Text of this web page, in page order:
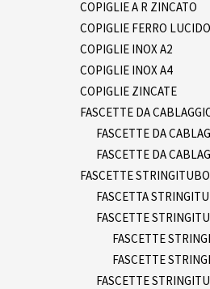
COPIGLIE A R ZINCATO
COPIGLIE FERRO LUCIDO
COPIGLIE INOX A2
COPIGLIE INOX A4
COPIGLIE ZINCATE
FASCETTE DA
FASCETTE DA
FASCETTE DA
FASCETTE STRINGITUBO
FASCETTA
FASCETTE
FASCETTE
FASCETTE
FASCETTE